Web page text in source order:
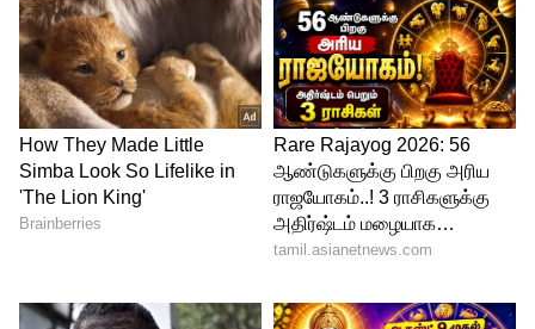
நாக்கில் வெள்ளைப் பூச்சு காணப்பட்டால்
குடல் ஆரோக்கியத்தை கவனிப்பது
முக்கியம்..!!
நமீபியாவின் ஹிம்பா பழங்குடியின மக்கள்
யாரும் தண்ணீரைக் கொண்டு குளிப்பது
கிடையாது. கடுமையான பாலைவன
தீவிரமான சூழலில் வாழ்கின்றனர்.